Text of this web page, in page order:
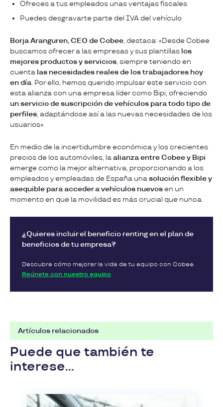
Ofreces a tus empleados unas ventajas fiscales
Puedes desgravarte parte del IVA del vehículo
Borja Aranguren, CEO de Cobee, destaca: «Desde Cobee
buscamos ofrecer a las empresas y sus plantillas los
mejores productos y servicios, siempre teniendo en
cuenta las necesidades reales de los trabajadores hoy
en día. Por ello, hemos querido impulsar este servicio con
esta alianza con una empresa líder como Bipi, ofreciendo
un servicio de suscripción de vehículos para todo tipo de
perfiles, adaptándose así a las nuevas necesidades de los
usuarios».
En medio de la incertidumbre económica y los crecientes
precios de los automóviles, laalianza entre Cobee y Bipi
emerge como la mejor alternativa, proporcionando a los
empleados y empleadas de España unasolución flexible y
asequible para acceder a vehículos nuevos en un
momento en que la movilidad es más crucial que nunca.
¿Quieres incluir el beneficio renting en el plan de
beneficios de tu empresa?
Descubre cómo mejorar la vida de tu equipo con Cobee.
Reúnete con nuestro equipo
Artículos relacionados
Puede que también te
interese...